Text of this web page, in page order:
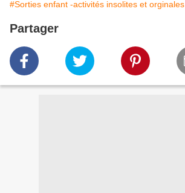
#Sorties enfant -activités insolites et orginales
Partager